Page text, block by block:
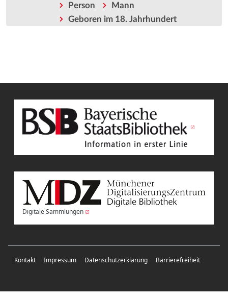
Person
Mann
Geboren im 18. Jahrhundert
Digitale Sammlungen
Kontakt Impressum Datenschutzerklärung Barrierefreiheit